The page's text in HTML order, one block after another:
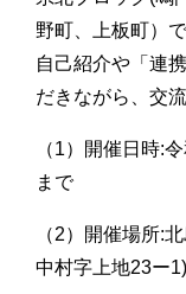
野町、上板町）
自己紹介や「連
だきながら、交
（1）開催日時:
まで
（2）開催場所:
中村字上地23ー1)